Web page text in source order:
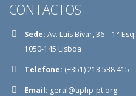
CONTACTOS
Sede: Av. Luís Bívar, 36 – 1° Esq.
1050-145 Lisboa
Telefone: (+351) 213 538 415
Email: geral@aphp-pt.org